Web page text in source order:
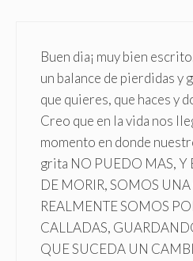
Buen dia¡ muy bien
un balance de pierdidas y
que quieres, que haces y
Creo que en la vida nos
momento en donde
grita NO PUEDO MAS, Y
DE MORIR, SOMOS
REALMENTE SOMOS
CALLADAS,
QUE SUCEDA UN